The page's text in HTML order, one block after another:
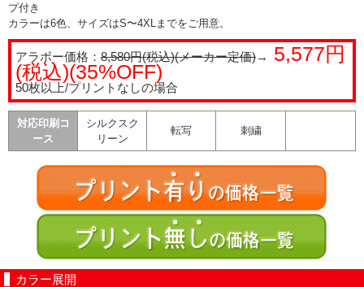
プ付き
カラーは6色、サイズはS〜4XLまでをご用意。
アラボー価格： 8,580円(税込)(メーカー定価)→ 5,577円
(税込)(35%OFF)
50枚以上/プリントなしの場合
対応印刷コ
ース
シルクスク
リーン
転写 刺繍
カラー展開